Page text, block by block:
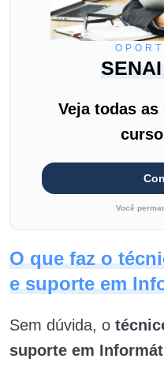
Veja todas
Você
O que faz o
e suporte em
Sem dúvida, o
suporte em